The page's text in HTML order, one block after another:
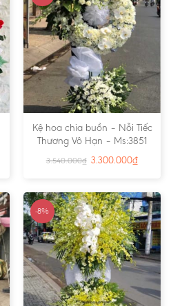
Kệ hoa chia buồn – Nỗi Tiếc
Thương Vô Hạn – Ms:3851
3.540.000₫ 3.300.000₫
-8%